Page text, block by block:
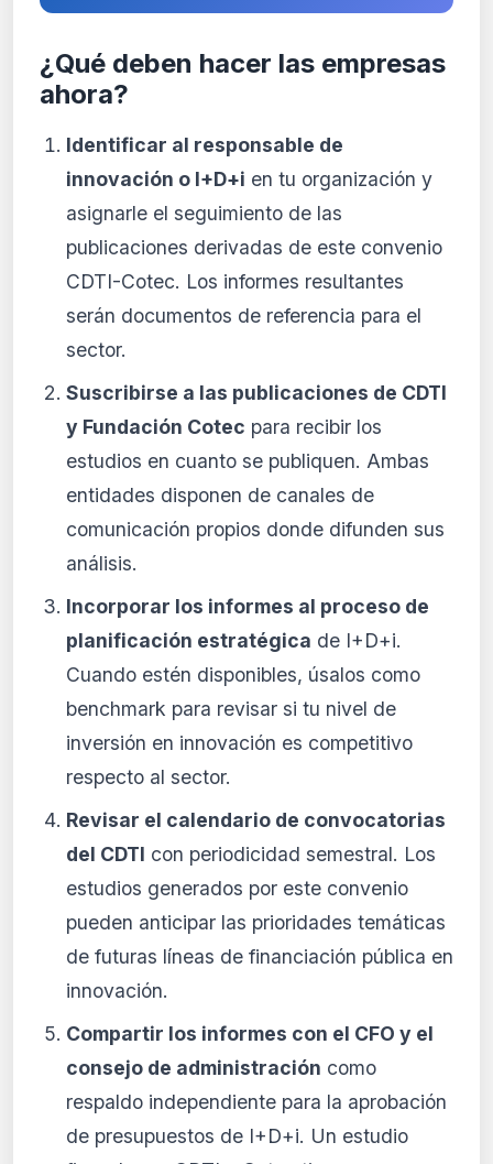
¿Qué deben hacer las empresas
ahora?
Identificar al responsable de
innovación o I+D+i en tu organización y
asignarle el seguimiento de las
publicaciones derivadas de este convenio
CDTI-Cotec. Los informes resultantes
serán documentos de referencia para el
sector.
Suscribirse a las publicaciones de CDTI
y Fundación Cotec para recibir los
estudios en cuanto se publiquen. Ambas
entidades disponen de canales de
comunicación propios donde difunden sus
análisis.
Incorporar los informes al proceso de
planificación estratégica de I+D+i.
Cuando estén disponibles, úsalos como
benchmark para revisar si tu nivel de
inversión en innovación es competitivo
respecto al sector.
Revisar el calendario de convocatorias
del CDTI con periodicidad semestral. Los
estudios generados por este convenio
pueden anticipar las prioridades temáticas
de futuras líneas de financiación pública en
innovación.
Compartir los informes con el CFO y el
consejo de administración como
respaldo independiente para la aprobación
de presupuestos de I+D+i. Un estudio